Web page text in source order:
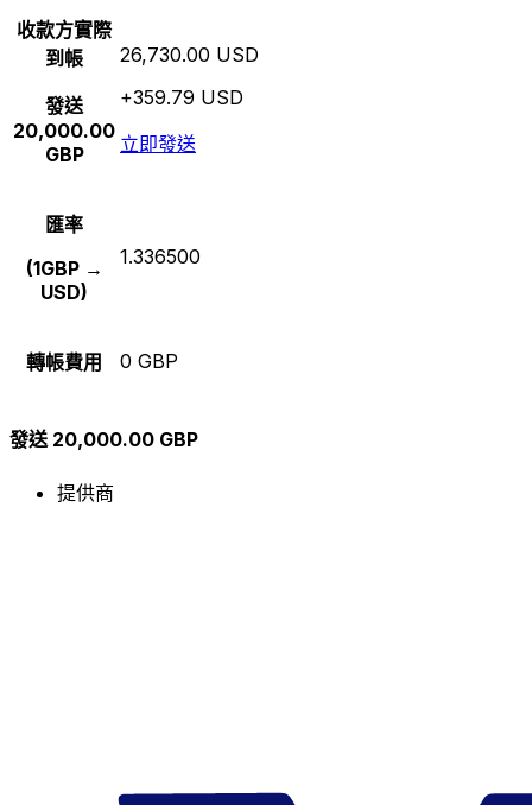
收款方實際
到帳
發送
20,000.00
GBP
26,730.00 USD
+359.79 USD
立即發送
匯率
(1GBP →
USD)
1.336500
轉帳費用 0 GBP
發送 20,000.00 GBP
提供商